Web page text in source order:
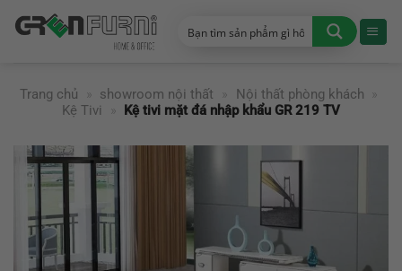
đến
Trang chủ
» showroom nội thất » Nội thất phòng khách
»
Kệ Tivi
» Kệ tivi mặt đá nhập khẩu GR 219 TV